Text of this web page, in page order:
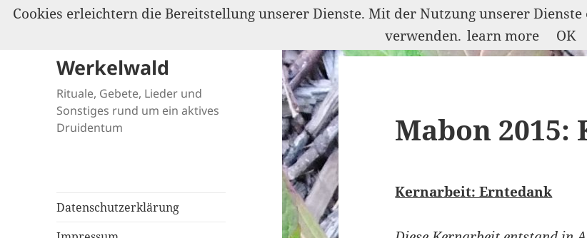
Werkelwald
Rituale, Gebete, Lieder und
Sonstiges rund um ein aktives
Druidentum
Datenschutzerklärung
Mabon
Kernarbeit: Erntedank
Cookies erleichtern die Bereitstellung unserer Dienste. Mit der Nutzung unserer
verwenden. learn more OK